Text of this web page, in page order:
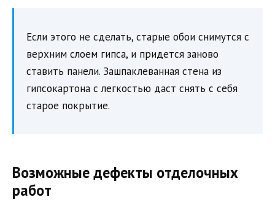
Если этого не сделать, старые обои снимутся с
верхним слоем гипса, и придется заново
ставить панели. Зашпаклеванная стена из
гипсокартона с легкостью даст снять с себя
старое покрытие.
Возможные дефекты отделочных
работ